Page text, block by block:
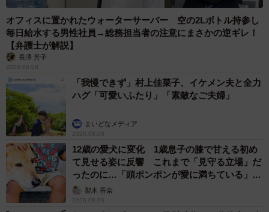
オフィスに置かれたウォーターサーバー 空の2Lボトル持参し
毎日給水する男性社員→総務担当者の注意にまさかの逆ギレ！
【弁護士が解説】
長澤 芳子
2026.08.08
「我慢できず」村上佳菜子、イケメン夫と全力
ハグ「可愛いふたり」「素敵なご夫婦」
まいどなメディア
2026.08.08
12歳の愛犬に変化 1歳息子の膝で甘える初め
て見せる姿に反響 これまで「見守る立場」だ
ったのに…「頭ポンポンが愛に満ちている」
「尊…」
梨木 香奈
2026.08.08